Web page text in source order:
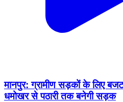
मानपुर: ग्रामीण सड़कों के लिए
धमोखर से पठारी तक बनेगी सड़क